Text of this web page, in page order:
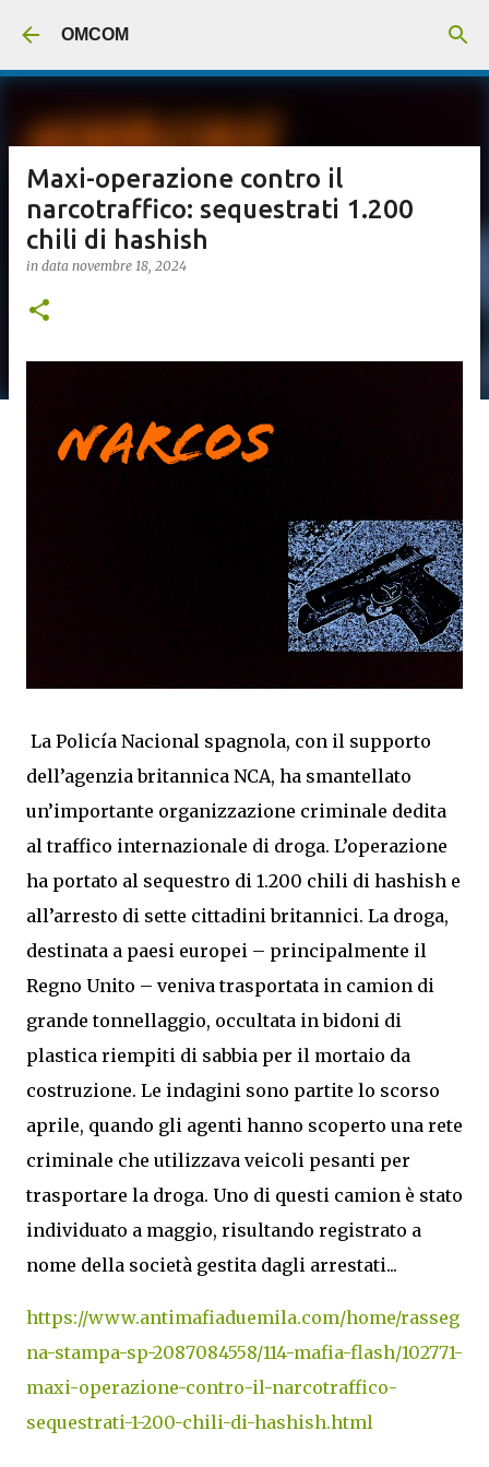
OMCOM
Maxi-operazione contro il
narcotraffico: sequestrati 1.200
chili di hashish
in data novembre 18, 2024
La Policía Nacional spagnola, con il supporto
dell’agenzia britannica NCA, ha smantellato
un’importante organizzazione criminale dedita
al traffico internazionale di droga. L’operazione
ha portato al sequestro di 1.200 chili di hashish e
all’arresto di sette cittadini britannici. La droga,
destinata a paesi europei – principalmente il
Regno Unito – veniva trasportata in camion di
grande tonnellaggio, occultata in bidoni di
plastica riempiti di sabbia per il mortaio da
costruzione. Le indagini sono partite lo scorso
aprile, quando gli agenti hanno scoperto una rete
criminale che utilizzava veicoli pesanti per
trasportare la droga. Uno di questi camion è stato
individuato a maggio, risultando registrato a
nome della società gestita dagli arrestati...
https://www.antimafiaduemila.com/home/rasseg
na-stampa-sp-2087084558/114-mafia-flash/102771-
maxi-operazione-contro-il-narcotraffico-
sequestrati-1-200-chili-di-hashish.html